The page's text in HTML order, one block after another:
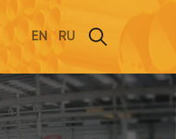
EN RU